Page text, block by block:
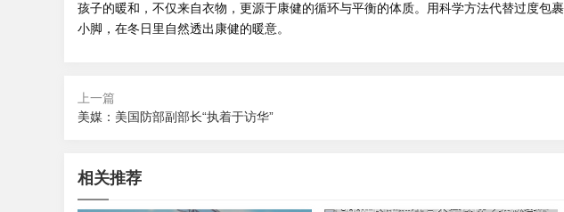
孩子的暖和，不仅来自衣物，更源于康健的循环与平衡的体质。用科学方法代替过度
小脚，在冬日里自然透出康健的暖意。
上一篇
美媒：美国防部副部长“执着于访华”
相关推荐